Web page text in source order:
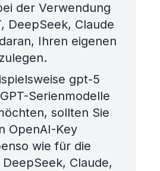
der Verwendung
DeepSeek, Claude
Ihren eigenen
gpt-5
Serienmodelle
sollten Sie
OpenAI-Key
wie für die
Claude,